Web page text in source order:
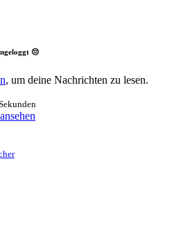
😔
, um deine Nachrichten zu lesen.